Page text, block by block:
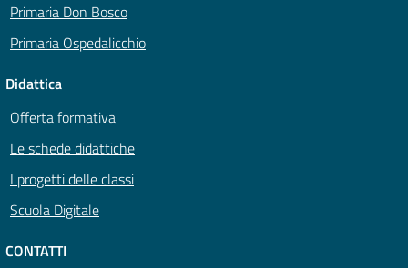
Primaria Don Bosco
Primaria Ospedalicchio
Didattica
Offerta formativa
Le schede didattiche
I progetti delle classi
Scuola Digitale
CONTATTI